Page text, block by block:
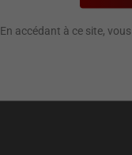
En accédant à ce site,